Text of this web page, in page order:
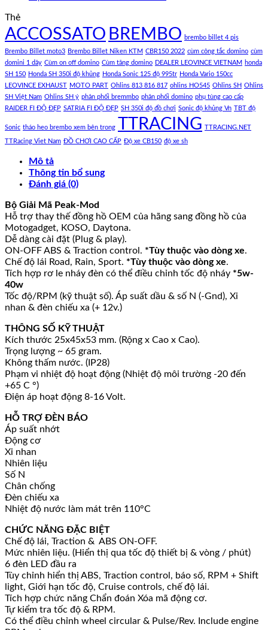
Thẻ
ACCOSSATO BREMBO brembo billet 4 pis
Brembo Billet moto3 Brembo Billet Niken KTM CBR150 2022 cùm công tắc domino cùm
domini 1 dây Cùm on off domino Cùm tăng domino DEALER LEOVINCE VIETNAM honda
SH 150 Honda SH 350i độ khủng Honda Sonic 125 độ 995tr Honda Vario 150cc
LEOVINCE EXHAUST MOTO PART Ohlins 813 816 817 ohlins HO545 Ohlins SH Ohlins
SH Việt Nam Ohlins SH ý phân phối bremmbo phân phối domino phụ tùng cao cấp
RAIDER FI ĐỘ ĐẸP SATRIA FI ĐỘ ĐẸP SH 350i độ đồ chơi Sonic độ khủng Vn TBT độ
Sonic tháo heo brembo xem bên trong TTRACING TTRACING.NET
TTRacing Viet Nam ĐỒ CHƠI CAO CẤP Độ xe CB150 độ xe sh
Mô tả
Thông tin bổ sung
Đánh giá (0)
Bộ Giải Mã Peak-Mod
Hỗ trợ thay thế đồng hồ OEM của hãng sang đồng hồ của
Motogadget, KOSO, Daytona.
Dễ dàng cài đặt (Plug & play).
ON-OFF ABS & Traction control. *Tùy thuộc vào dòng xe.
Chế độ lái Road, Rain, Sport. *Tùy thuộc vào dòng xe.
Tích hợp rơ le nháy đèn có thể điều chỉnh tốc độ nháy *5w-
40w
Tốc độ/RPM (kỹ thuật số). Áp suất dầu & số N (-Gnd), Xi
nhan & đèn chiếu xa (+ 12v.)
THÔNG SỐ KỸ THUẬT
Kích thước 25x45x53 mm. (Rộng x Cao x Cao).
Trọng lượng ~ 65 gram.
Không thấm nước. (IP28)
Phạm vi nhiệt độ hoạt động (Nhiệt độ môi trường -20 đến
+65 C °)
Điện áp hoạt động 8-16 Volt.
HỖ TRỢ ĐÈN BÁO
Áp suất nhớt
Động cơ
Xi nhan
Nhiên liệu
Số N
Chân chống
Đèn chiếu xa
Nhiệt độ nước làm mát trên 110°C
CHỨC NĂNG ĐẶC BIỆT
Chế độ lái, Traction & ABS ON-OFF.
Mức nhiên liệu. (Hiển thị qua tốc độ thiết bị & vòng / phút)
6 đèn LED đầu ra
Tùy chỉnh hiển thị ABS, Traction control, báo số, RPM + Shift
light, Giới hạn tốc độ, Cruise controls, chế độ lái.
Tích hợp chức năng Chẩn đoán Xóa mã động cơ.
Tự kiểm tra tốc độ & RPM.
Có thể điều chỉnh wheel circular & Pulse/Rev. Include engine